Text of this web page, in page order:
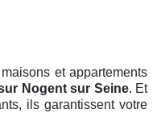
et appartements
Nogent sur Seine. Et
ils garantissent votre